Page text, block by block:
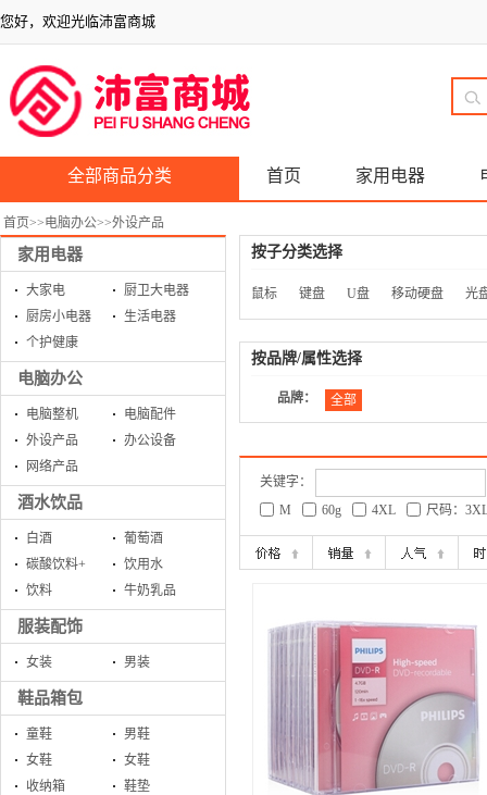
您好，欢迎光临沛富商城
全部商品分类 首页 家用电器
首页>>电脑办公>>外设产品
家用电器
大家电
厨卫大电器
厨房小电器
生活电器
个护健康
电脑办公
电脑整机
电脑配件
外设产品
办公设备
网络产品
酒水饮品
白酒
葡萄酒
碳酸饮料+
饮用水
饮料
牛奶乳品
服装配饰
女装 男装
鞋品箱包
童鞋
男鞋
女鞋
女鞋
收纳箱
鞋垫
按子分类选择
鼠标 键盘 U盘 移动硬盘 光
按品牌/属性选择
品牌： 全部
关键字：
M
60g 4XL 尺码：